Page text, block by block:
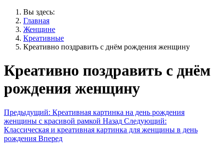
Вы здесь:
Главная
Женщине
Креативные
Креативно поздравить с днём рождения женщину
Креативно поздравить с днём
рождения женщину
Предыдущий: Креативная картинка на день рождения
женщины c красивой рамкой Назад Следующий:
Классическая и креативная картинка для женщины в день
рождения Вперед